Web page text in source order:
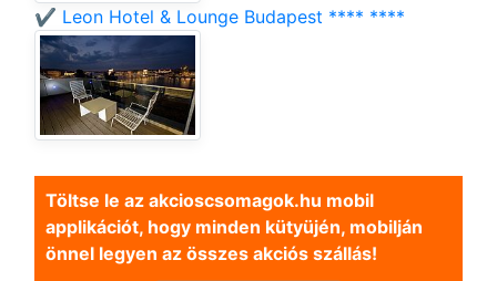
✔️ Leon Hotel & Lounge Budapest **** ****
Töltse le az akcioscsomagok.hu mobil
applikációt, hogy minden kütyüjén, mobilján
önnel legyen az összes akciós szállás!